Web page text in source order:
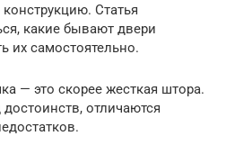
Статья
какие бывают двери
их самостоятельно.
— это скорее жесткая штора.
отличаются